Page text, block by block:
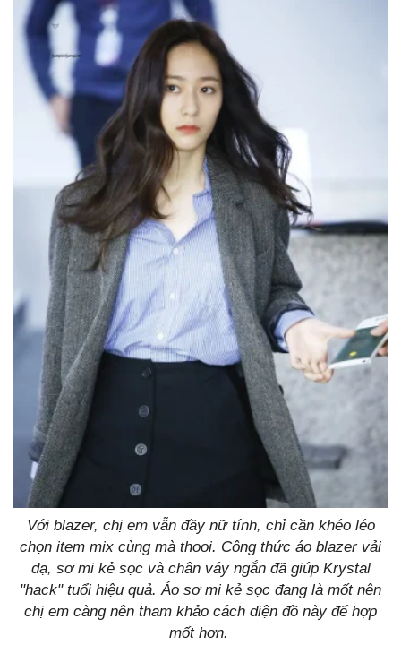
Với blazer, chị em vẫn đầy nữ tính, chỉ cần khéo léo
chọn item mix cùng mà thooi. Công thức áo blazer vải
dạ, sơ mi kẻ sọc và chân váy ngắn đã giúp Krystal
"hack" tuổi hiệu quả. Áo sơ mi kẻ sọc đang là mốt nên
chị em càng nên tham khảo cách diện đồ này để hợp
mốt hơn.